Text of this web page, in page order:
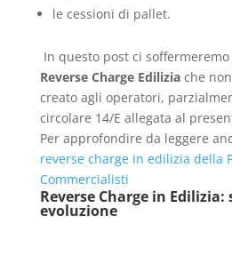
le cessioni di pallet.
In questo post ci
Reverse Charge Ediliziache
creato agli operatori,
circolare 14/E allegata al
Per approfondire da leggere
reverse charge in edilizia della
Commercialisti
Reverse Charge in Edilizia:
evoluzione